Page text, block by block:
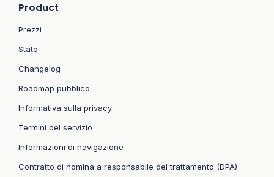
Product
Prezzi
Stato
Changelog
Roadmap pubblico
Informativa sulla privacy
Termini del servizio
Informazioni di navigazione
Contratto di nomina a responsabile del trattamento (DPA)